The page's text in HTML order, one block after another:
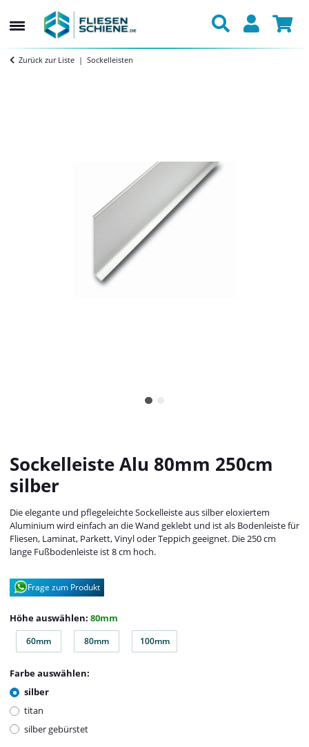
Zurück zur Liste Sockelleisten
Sockelleiste Alu 80mm 250cm
silber
Die elegante und pflegeleichte Sockelleiste aus silber eloxiertem
Aluminium wird einfach an die Wand geklebt und ist als Bodenleiste für
Fliesen, Laminat, Parkett, Vinyl oder Teppich geeignet. Die 250 cm
lange Fußbodenleiste ist 8 cm hoch.
Frage zum Produkt
Höhe auswählen: 80mm
60mm
60mm 80mm
80mm 100mm
100mm
Farbe auswählen:
silber
titan
silber gebürstet